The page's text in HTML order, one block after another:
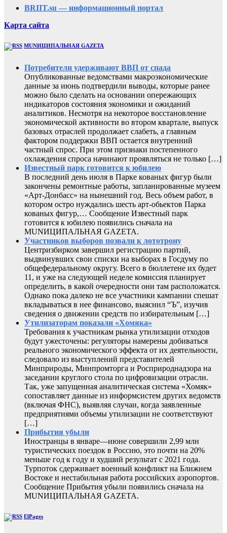
BRIIT.su — информационный портал
Карта сайта
MUNИЦИПАЛЬНАЯ GAZЕТА
Потребители удерживают ВВП от спада
Опубликованные ведомствами макроэкономические
данные за июнь подтвердили выводы, которые ранее
можно было сделать на основании опережающих
индикаторов состояния экономики и ожиданий
аналитиков. Несмотря на некоторое восстановление
экономической активности во втором квартале, выпуск
базовых отраслей продолжает слабеть, а главным
фактором поддержки ВВП остается внутренний
частный спрос. При этом признаки постепенного
охлаждения спроса начинают проявляться не только […]
Известный парк готовится к юбилею
В последний день июля в Парке кованых фигур были
закончены ремонтные работы, запланированные музеем
«Арт-Донбасс» на нынешний год. Весь объем работ, в
котором остро нуждались шесть арт-обьектов Парка
кованых фигур,… Сообщение Известный парк
готовится к юбилею появились сначала на
MUNИЦИПАЛЬНАЯ GAZЕТА.
Участников выборов позвали к лототрону
Центризбирком завершил регистрацию партий,
выдвинувших свои списки на выборах в Госдуму по
общефедеральному округу. Всего в бюллетене их будет
11, и уже на следующей неделе комиссия планирует
определить, в какой очередности они там расположатся.
Однако пока далеко не все участники кампании спешат
вкладываться в нее финансово, выяснил “Ъ”, изучив
сведения о движении средств по избирательным […]
Утилизаторам показали «Хомяка»
Требования к участникам рынка утилизации отходов
будут ужесточены: регуляторы намерены добиваться
реального экономического эффекта от их деятельности,
следовало из выступлений представителей
Минприроды, Минпромторга и Росприроднадзора на
заседании круглого стола по цифровизации отрасли.
Так, уже запущенная аналитическая система «Хомяк»
сопоставляет данные из информсистем других ведомств
(включая ФНС), выявляя случаи, когда заявленные
предприятиями объемы утилизации не соответствуют
[…]
Прибытия убыли
Иностранцы в январе—июне совершили 2,99 млн
туристических поездок в Россию, это почти на 20%
меньше год к году и худший результат с 2021 года.
Турпоток сдерживает военный конфликт на Ближнем
Востоке и нестабильная работа российских аэропортов.
Сообщение Прибытия убыли появились сначала на
MUNИЦИПАЛЬНАЯ GAZЕТА.
ElPages